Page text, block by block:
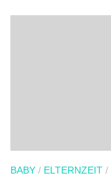
BABY / ELTERNZEIT /